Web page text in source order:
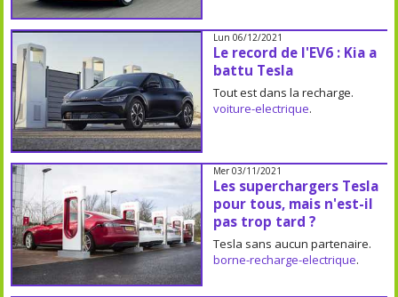
Lun 06/12/2021
Le record de l'EV6 : Kia a
battu Tesla
Tout est dans la recharge.
voiture-electrique.
Mer 03/11/2021
Les superchargers Tesla
pour tous, mais n'est-il
pas trop tard ?
Tesla sans aucun partenaire.
borne-recharge-electrique.